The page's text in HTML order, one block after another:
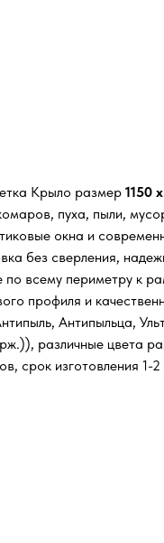
Крыло размер 1150
пуха, пыли,
окна и
без сверления,
по всему периметру к
профиля и
Антипыльца,
различные цвета
срок изготовления 1-2